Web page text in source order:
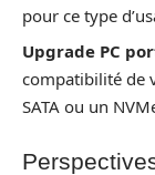
pour ce type
Upgrade PC
compatibilité de
SATA ou un